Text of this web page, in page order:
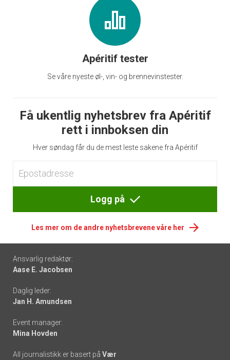
Apéritif tester
Se våre nyeste øl-, vin- og brennevinstester.
Få ukentlig nyhetsbrev fra Apéritif
rett i innboksen din
Hver søndag får du de mest leste sakene fra Apéritif
Logg på
Les mer om de andre nyhetsbrevene våre her
Footer
-
links
Ansvarlig redaktør:
Aase E. Jacobsen
Daglig leder:
Jan H. Amundsen
Event manager:
Mina Hovden
All journalistikk er basert på Vær